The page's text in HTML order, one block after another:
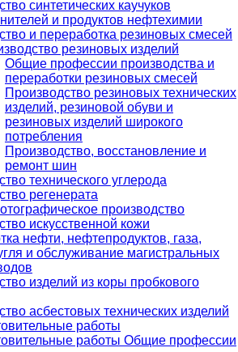
синтетических каучуков
и продуктов нефтехимии
и переработка резиновых смесей
резиновых изделий
Общие профессии производства и
переработки резиновых смесей
Производство резиновых технических
изделий, резиновой обуви и
резиновых изделий широкого
потребления
Производство, восстановление и
ремонт шин
технического углерода
регенерата
производство
искусственной кожи
нефти, нефтепродуктов, газа,
и обслуживание магистральных
изделий из коры пробкового
асбестовых технических изделий
работы
работы Общие профессии